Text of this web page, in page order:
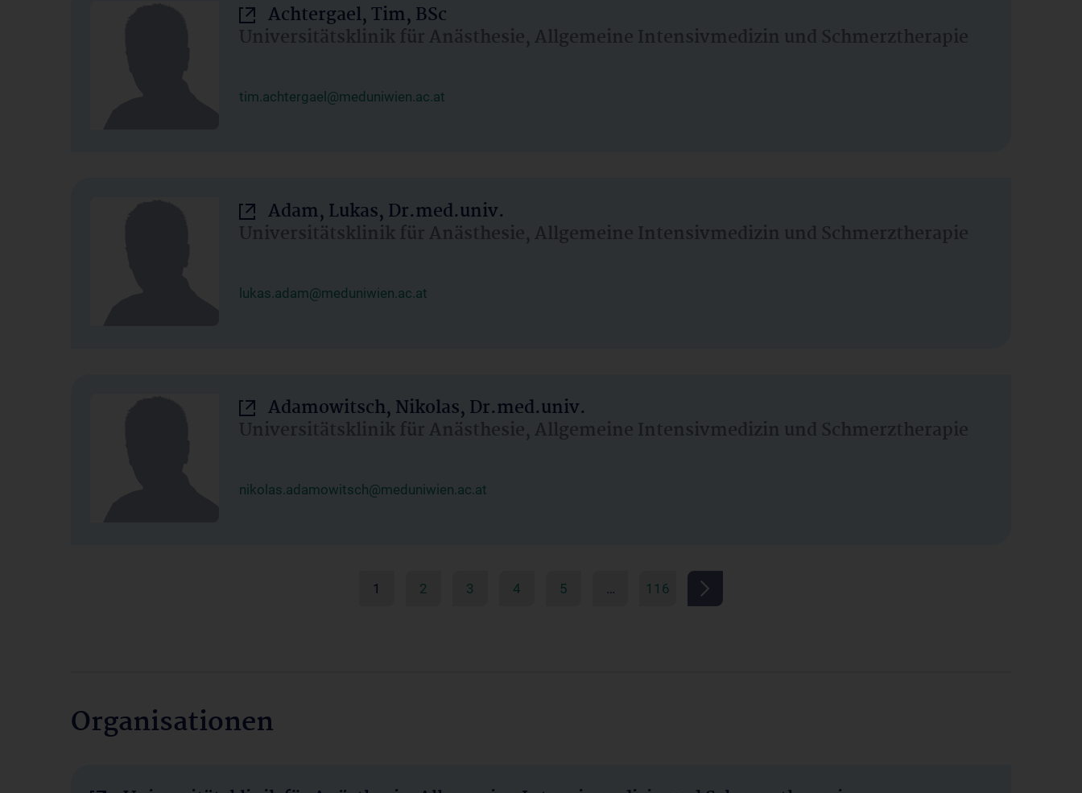
Achtergael, Tim, BSc
Universitätsklinik für Anästhesie, Allgemeine Intensivmedizin und Schmerztherapie
tim.achtergael@meduniwien.ac.at
Adam, Lukas, Dr.med.univ.
Universitätsklinik für Anästhesie, Allgemeine Intensivmedizin und Schmerztherapie
lukas.adam@meduniwien.ac.at
Adamowitsch, Nikolas, Dr.med.univ.
Universitätsklinik für Anästhesie, Allgemeine Intensivmedizin und Schmerztherapie
nikolas.adamowitsch@meduniwien.ac.at
1 2 3 4 5 … 116
Organisationen